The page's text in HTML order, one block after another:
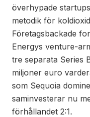
överhypade
metodik för
Företagsbackade
Energys venture-
tre separata Series
miljoner euro
som Sequoia
saminvesterar nu
förhållandet 2:1.